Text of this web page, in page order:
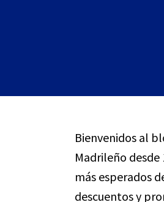
Bienvenidos al
Madrileño
más esperados
descuentos y